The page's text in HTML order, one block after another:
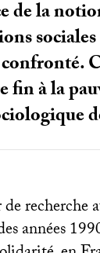
de la
à la
recherche
années